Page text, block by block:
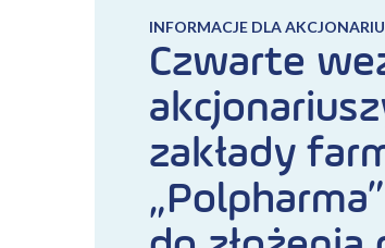
INFORMACJE DLA
Czwarte
zakłady